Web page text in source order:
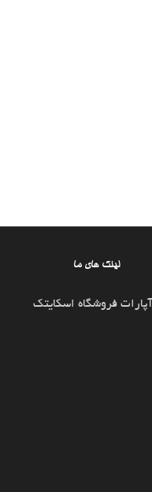
لینک های ما
آپارات فروشگاه اسکایتک